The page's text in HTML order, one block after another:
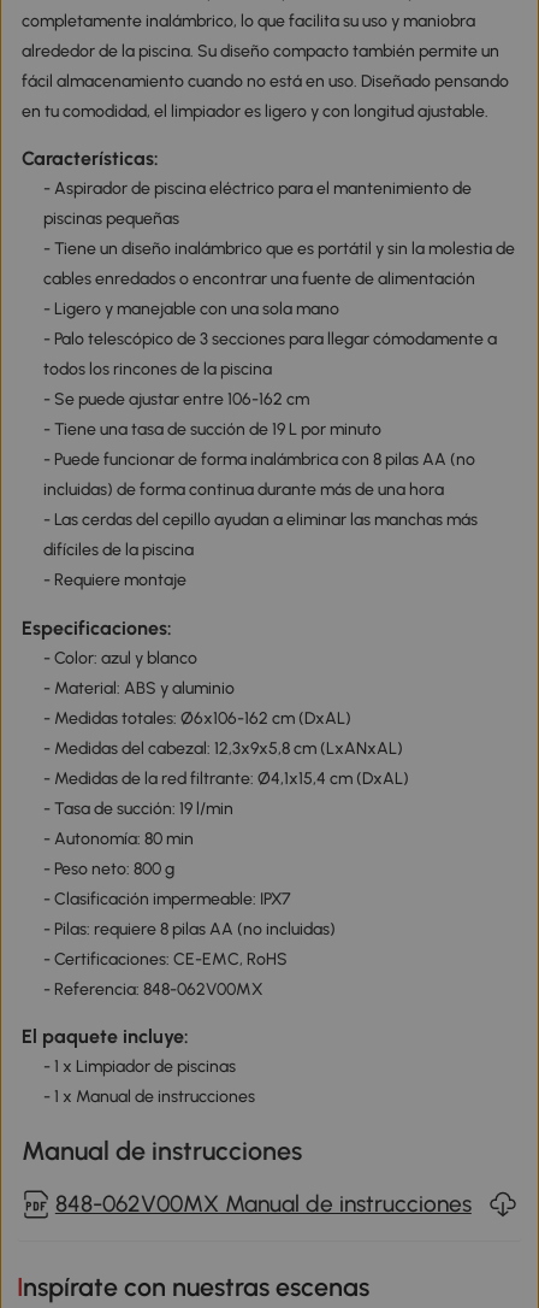
completamente inalámbrico, lo que facilita su uso y maniobra
alrededor de la piscina. Su diseño compacto también permite un
fácil almacenamiento cuando no está en uso. Diseñado pensando
en tu comodidad, el limpiador es ligero y con longitud ajustable.
Características:
- Aspirador de piscina eléctrico para el mantenimiento de
piscinas pequeñas
- Tiene un diseño inalámbrico que es portátil y sin la molestia de
cables enredados o encontrar una fuente de alimentación
- Ligero y manejable con una sola mano
- Palo telescópico de 3 secciones para llegar cómodamente a
todos los rincones de la piscina
- Se puede ajustar entre 106-162 cm
- Tiene una tasa de succión de 19 L por minuto
- Puede funcionar de forma inalámbrica con 8 pilas AA (no
incluidas) de forma continua durante más de una hora
- Las cerdas del cepillo ayudan a eliminar las manchas más
difíciles de la piscina
- Requiere montaje
Especificaciones:
- Color: azul y blanco
- Material: ABS y aluminio
- Medidas totales: Ø6x106-162 cm (DxAL)
- Medidas del cabezal: 12,3x9x5,8 cm (LxANxAL)
- Medidas de la red filtrante: Ø4,1x15,4 cm (DxAL)
- Tasa de succión: 19 l/min
- Autonomía: 80 min
- Peso neto: 800 g
- Clasificación impermeable: IPX7
- Pilas: requiere 8 pilas AA (no incluidas)
- Certificaciones: CE-EMC, RoHS
- Referencia: 848-062V00MX
El paquete incluye:
- 1 x Limpiador de piscinas
- 1 x Manual de instrucciones
Manual de instrucciones
848-062V00MX Manual de instrucciones
Inspírate con nuestras escenas